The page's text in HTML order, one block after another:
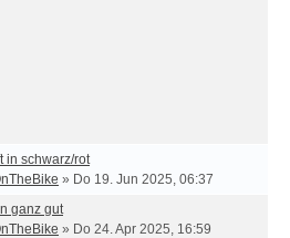
in schwarz/rot
» Do 19. Jun 2025, 06:37
ganz gut
» Do 24. Apr 2025, 16:59